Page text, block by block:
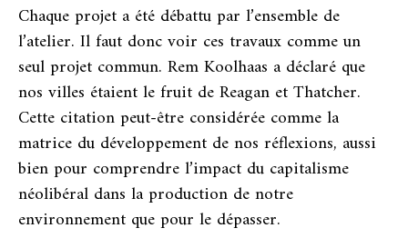
Chaque projet a été débattu par l’ensemble de
l’atelier. Il faut donc voir ces travaux comme un
seul projet commun. Rem Koolhaas a déclaré que
nos villes étaient le fruit de Reagan et Thatcher.
Cette citation peut-être considérée comme la
matrice du développement de nos réflexions, aussi
bien pour comprendre l’impact du capitalisme
néolibéral dans la production de notre
environnement que pour le dépasser.